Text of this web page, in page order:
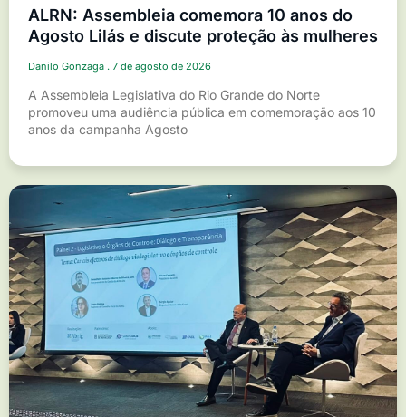
ALRN: Assembleia comemora 10 anos do
Agosto Lilás e discute proteção às mulheres
Danilo Gonzaga 7 de agosto de 2026
A Assembleia Legislativa do Rio Grande do Norte
promoveu uma audiência pública em comemoração aos 10
anos da campanha Agosto